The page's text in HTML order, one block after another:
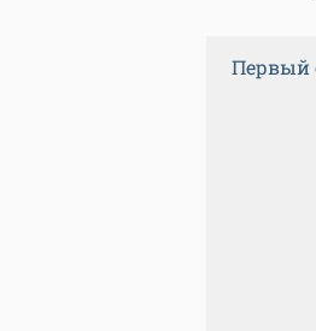
Первый